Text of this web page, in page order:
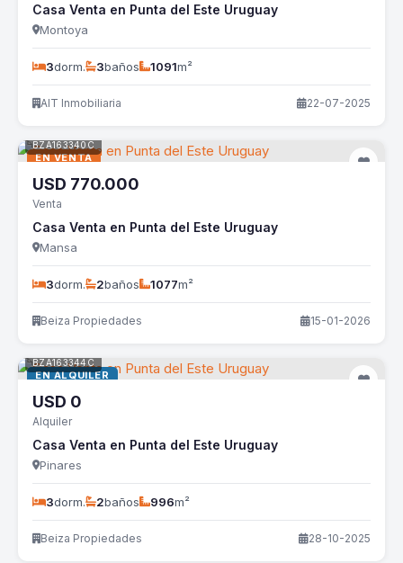
Casa Venta en Punta del Este Uruguay
Montoya
3dorm. 3baños 1091m²
AIT Inmobiliaria 22-07-2025
EN VENTA
BZA163340C
USD 770.000
Venta
Casa Venta en Punta del Este Uruguay
Mansa
3dorm. 2baños 1077m²
Beiza Propiedades 15-01-2026
EN ALQUILER
BZA163344C
USD 0
Alquiler
Casa Venta en Punta del Este Uruguay
Pinares
3dorm. 2baños 996m²
Beiza Propiedades 28-10-2025